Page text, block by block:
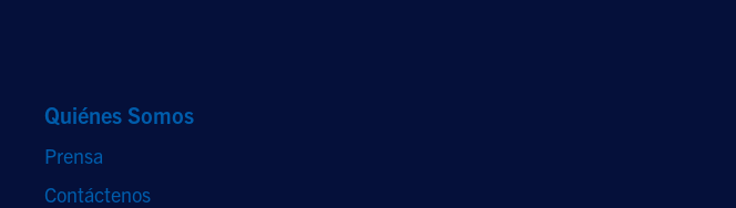
Quiénes Somos
Prensa
Contáctenos